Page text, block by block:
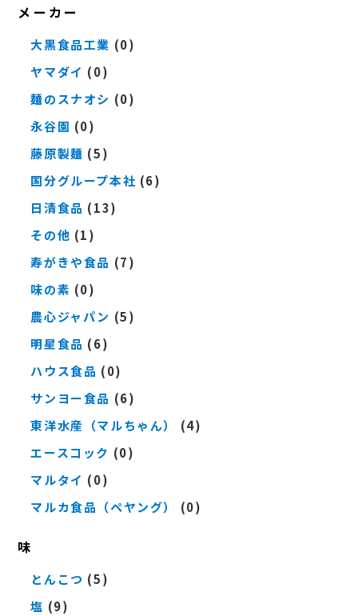
メーカー
大黒食品工業 (0)
ヤマダイ (0)
麺のスナオシ (0)
永谷園 (0)
藤原製麺 (5)
国分グループ本社 (6)
日清食品 (13)
その他 (1)
寿がきや食品 (7)
味の素 (0)
農心ジャパン (5)
明星食品 (6)
ハウス食品 (0)
サンヨー食品 (6)
東洋水産（マルちゃん）
(4)
エースコック (0)
マルタイ (0)
マルカ食品（ペヤング）
(0)
味
とんこつ (5)
塩 (9)